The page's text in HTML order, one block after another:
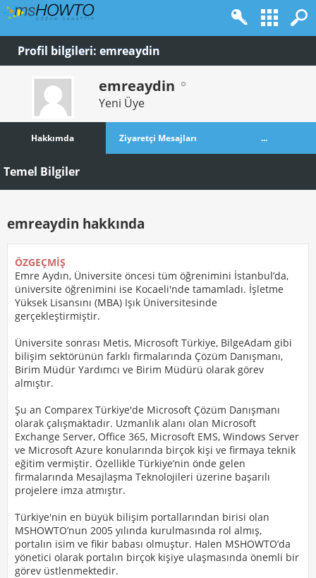
Profil bilgileri: emreaydin
emreaydin
Yeni Üye
Hakkımda Ziyaretçi Mesajları ...
Temel Bilgiler
emreaydin hakkında
ÖZGEÇMIŞ
Emre Aydın, Üniversite öncesi tüm öğrenimini İstanbul’da,
üniversite öğrenimini ise Kocaeli'nde tamamladı. İşletme
Yüksek Lisansını (MBA) Işık Üniversitesinde
gerçekleştirmiştir.
Üniversite sonrası Metis, Microsoft Türkiye, BilgeAdam gibi
bilişim sektörünün farklı firmalarında Çözüm Danışmanı,
Birim Müdür Yardımcı ve Birim Müdürü olarak görev
almıştır.
Şu an Comparex Türkiye'de Microsoft Çözüm Danışmanı
olarak çalışmaktadır. Uzmanlık alanı olan Microsoft
Exchange Server, Office 365, Microsoft EMS, Windows Server
ve Microsoft Azure konularında birçok kişi ve firmaya teknik
eğitim vermiştir. Özellikle Türkiye’nin önde gelen
firmalarında Mesajlaşma Teknolojileri üzerine başarılı
projelere imza atmıştır.
Türkiye'nin en büyük bilişim portallarından birisi olan
MSHOWTO’nun 2005 yılında kurulmasında rol almış,
portalın isim ve fikir babası olmuştur. Halen MSHOWTO’da
yönetici olarak portalın birçok kişiye ulaşmasında önemli bir
görev üstlenmektedir.